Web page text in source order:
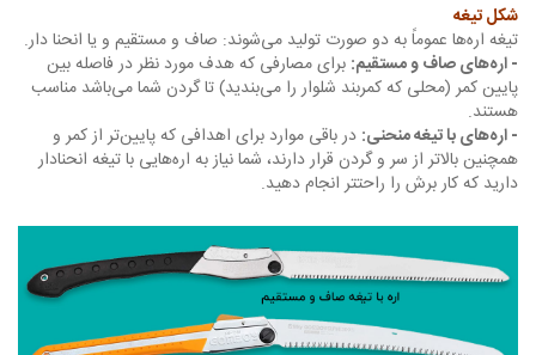
شکل تیغه
تیغه اره‌ها عموماً به دو صورت تولید می‌شوند: صاف و مستقیم و یا انحنا دار.
- اره‌های صاف و مستقیم: برای مصارفی که هدف مورد نظر در فاصله بین
پایین کمر (محلی که کمربند شلوار را می‌بندید) تا گردن شما می‌باشد مناسب
هستند.
- اره‌های با تیغه منحنی: در باقی موارد برای اهدافی که پایین‌تر از کمر و
همچنین بالاتر از سر و گردن قرار دارند، شما نیاز به اره‌هایی با تیغه انحنادار
دارید که کار برش را راحتتر انجام دهید.